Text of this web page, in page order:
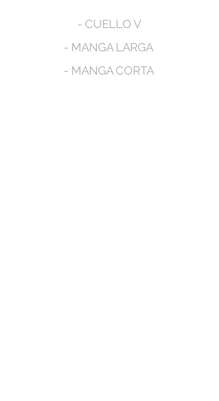
- CUELLO V
- MANGA LARGA
- MANGA CORTA